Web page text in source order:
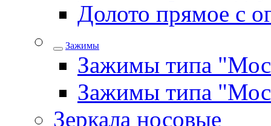
Долото прямое с
Зажимы
Зажимы типа
Зажимы типа
Зеркала носовые